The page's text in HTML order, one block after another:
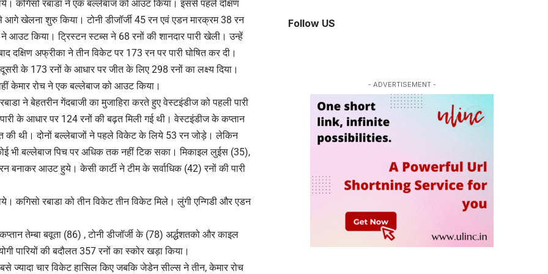
कगिसो रबाडा ने एक बल्लेबाज को आउट किया। इससे पहले दक्षिण
खेलना शुरु किया। टोनी डीजॉर्जी 45 रन एवं एडन मारक्रम 38 रन
आउट किया। ट्रिस्टन स्टब्स ने 68 रनों की शानदार पारी खेली। उन्हें
अफ्रीका ने तीन विकेट पर 173 रन पर पारी घोषित कर दी।
के 173 रनों के आधार पर जीत के लिए 298 रनों का लक्ष्य दिया।
केमार रोच ने एक बल्लेबाज को आउट किया।
ने बेहतरीन गेंदबाजी का मुजाहिरा करते हुए वेस्टइंडीज को पहली पारी
के आधार पर 124 रनों की बढ़त मिली गई थी। वेस्टइंडीज के कप्तान
थी। दोनों बल्लेबाजों ने पहले विकेट के लिये 53 रन जोड़े। लेकिन
भी बल्लेबाज पिच पर अधिक तक नहीं टिक सका। मिकाइल लुईस (35),
आउट हुये। केसी कार्टी ने टीम के सर्वाधिक (42) रनों की पारी
कगिसो रबाडा को तीन विकेट तीन विकेट मिले। लुंगी एन्गिडी और एडन
तेम्बा बवूता (86) , टोनी डीजॉर्जी के (78) अर्द्धशतको और काइल
पारियों की बदौलत 357 रनों का स्कोर खड़ा किया।
ज्यादा चार विकेट हासिल किए जबकि जेडेन सील्स ने तीन, केमार रोच
Follow US
- ADVERTISEMENT -